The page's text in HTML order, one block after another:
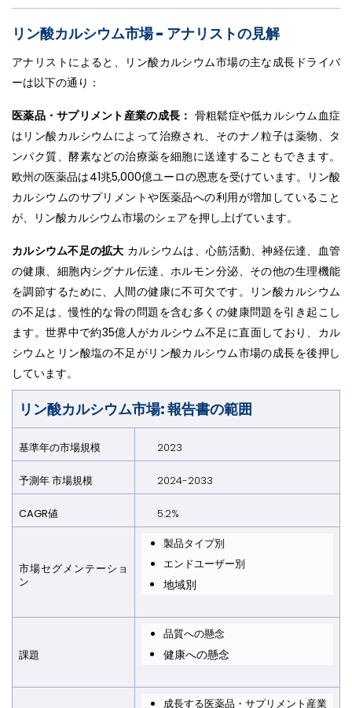
リン酸カルシウム市場 - アナリストの見解
アナリストによると、リン酸カルシウム市場の主な成長ドライバ
ーは以下の通り：
医薬品・サプリメント産業の成長： 骨粗鬆症や低カルシウム血症
はリン酸カルシウムによって治療され、そのナノ粒子は薬物、タ
ンパク質、酵素などの治療薬を細胞に送達することもできます。
欧州の医薬品は41兆5,000億ユーロの恩恵を受けています。リン酸
カルシウムのサプリメントや医薬品への利用が増加していること
が、リン酸カルシウム市場のシェアを押し上げています。
カルシウム不足の拡大 カルシウムは、心筋活動、神経伝達、血管
の健康、細胞内シグナル伝達、ホルモン分泌、その他の生理機能
を調節するために、人間の健康に不可欠です。リン酸カルシウム
の不足は、慢性的な骨の問題を含む多くの健康問題を引き起こし
ます。世界中で約35億人がカルシウム不足に直面しており、カル
シウムとリン酸塩の不足がリン酸カルシウム市場の成長を後押し
しています。
リン酸カルシウム市場: 報告書の範囲
基準年の市場規模 2023
予測年 市場規模 2024-2033
CAGR値 5.2%
市場セグメンテーショ
ン
製品タイプ別
エンドユーザー別
地域別
課題
品質への懸念
健康への懸念
成長する医薬品・サプリメント産業